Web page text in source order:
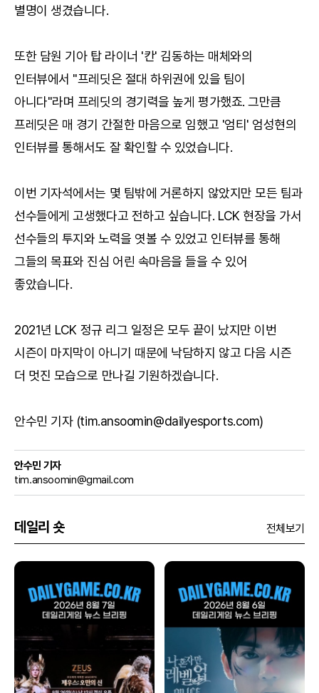
별명이 생겼습니다.
또한 담원 기아 탑 라이너 '칸' 김동하는 매체와의
인터뷰에서 "프레딧은 절대 하위권에 있을 팀이
아니다"라며 프레딧의 경기력을 높게 평가했죠. 그만큼
프레딧은 매 경기 간절한 마음으로 임했고 '엄티' 엄성현의
인터뷰를 통해서도 잘 확인할 수 있었습니다.
이번 기자석에서는 몇 팀밖에 거론하지 않았지만 모든 팀과
선수들에게 고생했다고 전하고 싶습니다. LCK 현장을 가서
선수들의 투지와 노력을 엿볼 수 있었고 인터뷰를 통해
그들의 목표와 진심 어린 속마음을 들을 수 있어
좋았습니다.
2021년 LCK 정규 리그 일정은 모두 끝이 났지만 이번
시즌이 마지막이 아니기 때문에 낙담하지 않고 다음 시즌
더 멋진 모습으로 만나길 기원하겠습니다.
안수민 기자 (tim.ansoomin@dailyesports.com)
안수민 기자
tim.ansoomin@gmail.com
데일리 숏 전체보기